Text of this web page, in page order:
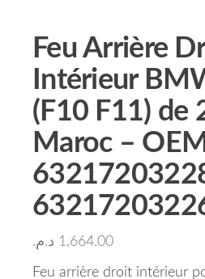
Feu Arrière
Intérieur
(F10 F11) de
Maroc –
1,664.00 د.م.
Feu arrière droit intérieur